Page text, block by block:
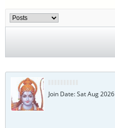
Join Date:Sat Aug 2026